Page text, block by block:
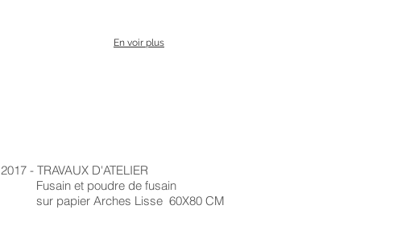
En voir plus
2017 - TRAVAUX D'ATELIER​
Fusain et poudre de fusain
sur papier Arches Lisse 60X80 CM